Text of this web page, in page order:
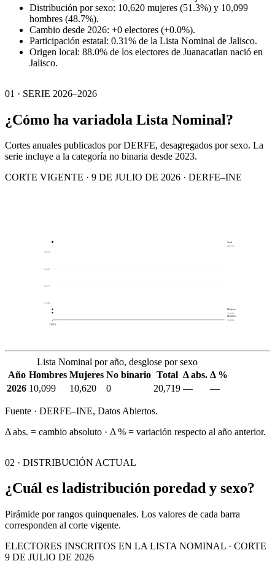
Distribución por sexo: 10,620 mujeres (51.3%) y 10,099
hombres (48.7%).
Cambio desde 2026: +0 electores (+0.0%).
Participación estatal: 0.31% de la Lista Nominal de Jalisco.
Origen local: 88.0% de los electores de Juanacatlan nació en
Jalisco.
01 · SERIE 2026–2026
¿Cómo ha variadola Lista Nominal?
Cortes anuales publicados por DERFE, desagregados por sexo. La
serie incluye a la categoría no binaria desde 2023.
CORTE VIGENTE · 9 DE JULIO DE 2026 · DERFE–INE
11,586
14,135
16,683
19,232
2026
Total
20,719
Mujeres
10,620
Hombres
10,099
Lista Nominal por año, desglose por sexo
Año Hombres Mujeres No binario Total Δ abs. Δ %
2026 10,099 10,620 0 20,719 — —
Fuente · DERFE–INE, Datos Abiertos.
Δ abs. = cambio absoluto · Δ % = variación respecto al año anterior.
02 · DISTRIBUCIÓN ACTUAL
¿Cuál es ladistribución poredad y sexo?
Pirámide por rangos quinquenales. Los valores de cada barra
corresponden al corte vigente.
ELECTORES INSCRITOS EN LA LISTA NOMINAL · CORTE
9 DE JULIO DE 2026